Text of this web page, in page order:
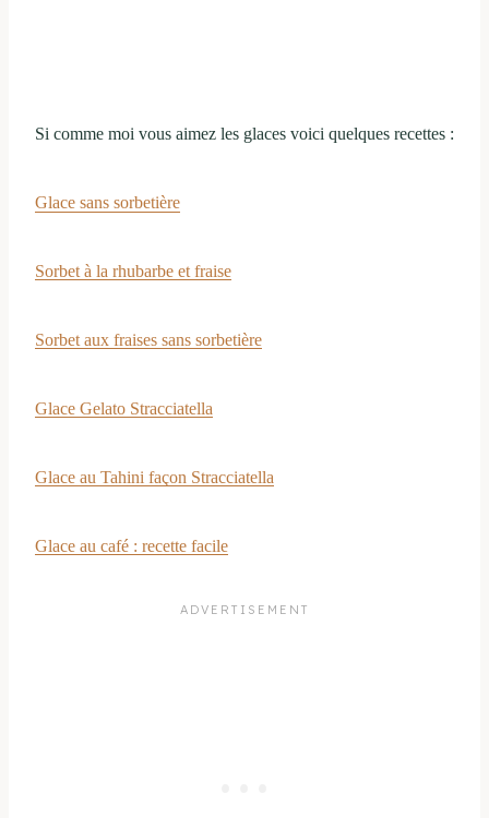
Si comme moi vous aimez les glaces voici quelques recettes :
Glace sans sorbetière
Sorbet à la rhubarbe et fraise
Sorbet aux fraises sans sorbetière
Glace Gelato Stracciatella
Glace au Tahini façon Stracciatella
Glace au café : recette facile